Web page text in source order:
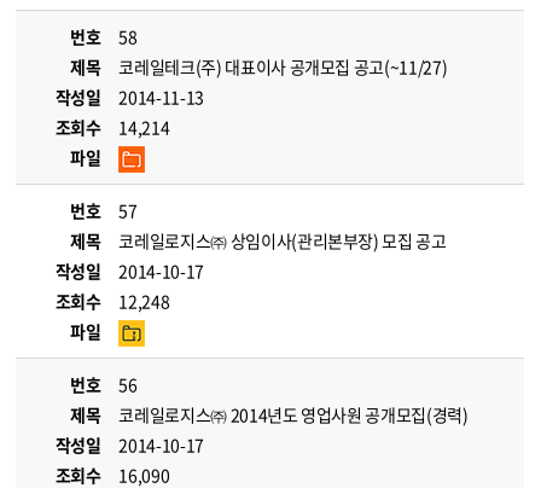
번호
58
제목
코레일테크(주) 대표이사 공개모집 공고(~11/27)
작성일
2014-11-13
조회수
14,214
파일
번호
57
제목
코레일로지스㈜ 상임이사(관리본부장) 모집 공고
작성일
2014-10-17
조회수
12,248
파일
번호
56
제목
코레일로지스㈜ 2014년도 영업사원 공개모집(경력)
작성일
2014-10-17
조회수
16,090